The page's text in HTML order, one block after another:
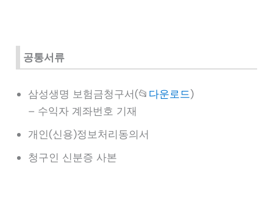
공통서류
삼성생명 보험금청구서(📂 다운로드)
– 수익자 계좌번호 기재
개인(신용)정보처리동의서
청구인 신분증 사본